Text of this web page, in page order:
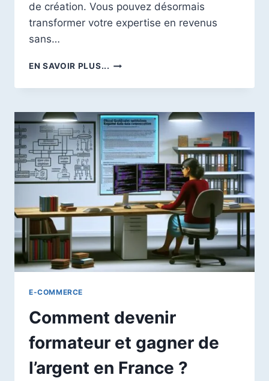
de création. Vous pouvez désormais
transformer votre expertise en revenus
sans…
EN SAVOIR PLUS... AI
:
VENDRE
DES
FORMATIONS
EN
FRANCE
GRÂCE
À
L’INTELLIGENCE
ARTIFICIELLE
E-COMMERCE
Comment devenir
formateur et gagner de
l’argent en France ?